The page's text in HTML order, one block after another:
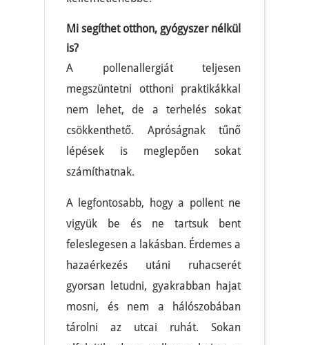
Mi segíthet otthon, gyógyszer nélkül
is?
A pollenallergiát teljesen
megszüntetni otthoni praktikákkal
nem lehet, de a terhelés sokat
csökkenthető. Apróságnak tűnő
lépések is meglepően sokat
számíthatnak.
A legfontosabb, hogy a pollent ne
vigyük be és ne tartsuk bent
feleslegesen a lakásban. Érdemes a
hazaérkezés utáni ruhacserét
gyorsan letudni, gyakrabban hajat
mosni, és nem a hálószobában
tárolni az utcai ruhát. Sokan